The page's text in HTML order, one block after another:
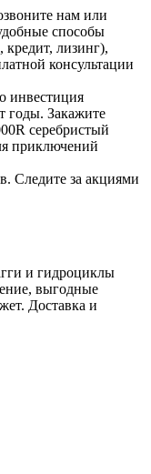
нам или
способы
лизинг),
консультации
инвестиция
годы. Закажите
серебристый
приключений
Следите за акциями
и гидроциклы
выгодные
Доставка и